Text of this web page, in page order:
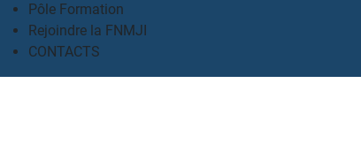
Pôle Formation
Rejoindre la FNMJI
CONTACTS